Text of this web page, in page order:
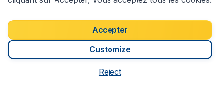
Accepter
Customize
Reject